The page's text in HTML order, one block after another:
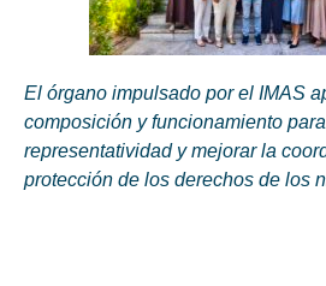
El órgano impulsado por el IMAS
composición y funcionamiento
representatividad y mejorar la
protección de los derechos de los